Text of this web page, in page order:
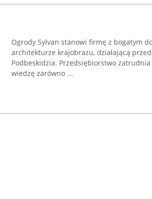
Ogrody Sylvan stanowi firmę z bogatym
architekturze krajobrazu, działającą
Podbeskidzia. Przedsiębiorstwo
wiedzę zarówno ...